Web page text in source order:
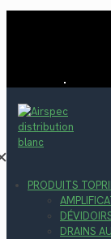
PRODUITS
DRAINS